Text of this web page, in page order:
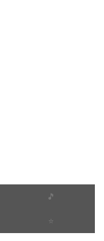
🎵
⭐️